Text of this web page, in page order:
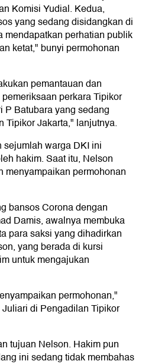
Komisi Yudial. Kedua,
yang sedang disidangkan di
mendapatkan perhatian publik
ketat," bunyi permohonan
pemantauan dan
perkara Tipikor
P Batubara yang sedang
Tipikor Jakarta," lanjutnya.
warga DKI ini
hakim. Saat itu, Nelson
menyampaikan permohonan
bansos Corona dengan
Damis, awalnya membuka
para saksi yang dihadirkan
yang berada di kursi
untuk mengajukan
permohonan,"
di Pengadilan Tipikor
tujuan Nelson. Hakim pun
ini sedang tidak membahas